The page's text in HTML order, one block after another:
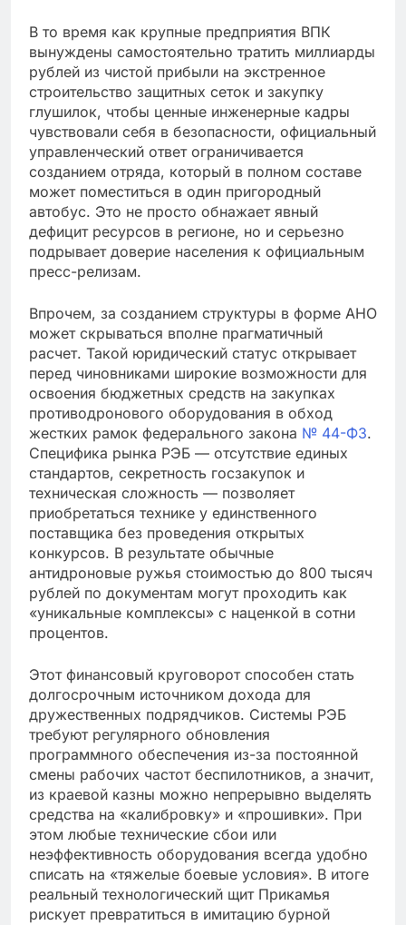
В то время как крупные предприятия ВПК
вынуждены самостоятельно тратить миллиарды
рублей из чистой прибыли на экстренное
строительство защитных сеток и закупку
глушилок, чтобы ценные инженерные кадры
чувствовали себя в безопасности, официальный
управленческий ответ ограничивается
созданием отряда, который в полном составе
может поместиться в один пригородный
автобус. Это не просто обнажает явный
дефицит ресурсов в регионе, но и серьезно
подрывает доверие населения к официальным
пресс-релизам.
Впрочем, за созданием структуры в форме АНО
может скрываться вполне прагматичный
расчет. Такой юридический статус открывает
перед чиновниками широкие возможности для
освоения бюджетных средств на закупках
противодронового оборудования в обход
жестких рамок федерального закона № 44-ФЗ.
Специфика рынка РЭБ — отсутствие единых
стандартов, секретность госзакупок и
техническая сложность — позволяет
приобретаться технике у единственного
поставщика без проведения открытых
конкурсов. В результате обычные
антидроновые ружья стоимостью до 800 тысяч
рублей по документам могут проходить как
«уникальные комплексы» с наценкой в сотни
процентов.
Этот финансовый круговорот способен стать
долгосрочным источником дохода для
дружественных подрядчиков. Системы РЭБ
требуют регулярного обновления
программного обеспечения из-за постоянной
смены рабочих частот беспилотников, а значит,
из краевой казны можно непрерывно выделять
средства на «калибровку» и «прошивки». При
этом любые технические сбои или
неэффективность оборудования всегда удобно
списать на «тяжелые боевые условия». В итоге
реальный технологический щит Прикамья
рискует превратиться в имитацию бурной